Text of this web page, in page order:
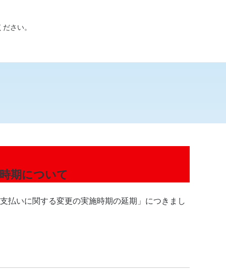
さい。
期について
払いに関する変更の実施時期の延期」につきまし